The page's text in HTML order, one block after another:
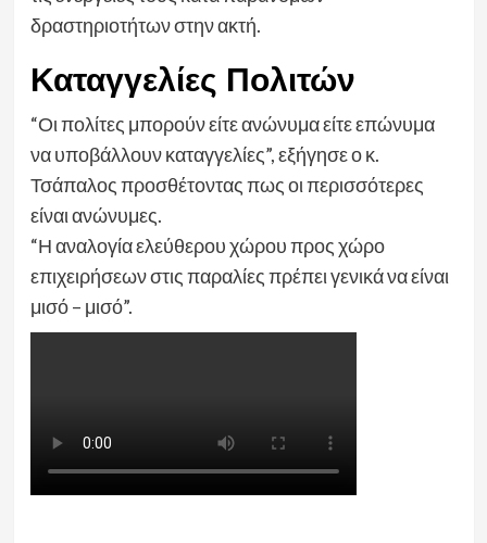
δραστηριοτήτων στην ακτή.
Καταγγελίες Πολιτών
“Οι πολίτες μπορούν είτε ανώνυμα είτε επώνυμα
να υποβάλλουν καταγγελίες”, εξήγησε ο κ.
Τσάπαλος προσθέτοντας πως οι περισσότερες
είναι ανώνυμες.
“Η αναλογία ελεύθερου χώρου προς χώρο
επιχειρήσεων στις παραλίες πρέπει γενικά να είναι
μισό – μισό”.